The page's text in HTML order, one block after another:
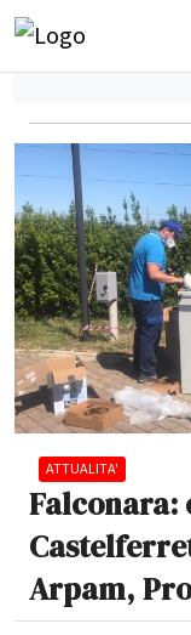
ATTUALITA'
Falconara:
Arpam,